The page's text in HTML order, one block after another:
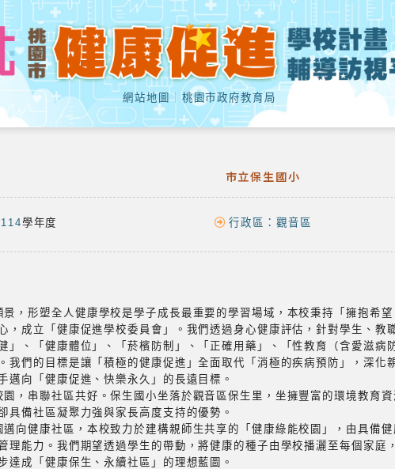
網站地圖｜ 桃園市政府教育局
市立保生國小
學年度 行政區： 觀音區
，形塑全人健康學校是學子成長最重要的學習場域，本校秉持「擁抱希
，成立「健康促進學校委員會」。我們透過身心健康評估，針對學生、教
」、「健康體位」、「菸檳防制」、「正確用藥」、「性教育（含愛滋病
我們的目標是讓「積極的健康促進」全面取代「消極的疾病預防」，深化
邁向「健康促進、快樂永久」的長遠目標。
，串聯社區共好。保生國小坐落於觀音區保生里，坐擁豐富的環境教育
具備社區凝聚力強與家長高度支持的優勢。
向健康社區，本校致力於建構親師生共享的「健康綠能校園」，由具備健
理能力。我們期望透過學生的帶動，將健康的種子由學校播灑至每個家庭
達成「健康保生、永續社區」的理想藍圖。